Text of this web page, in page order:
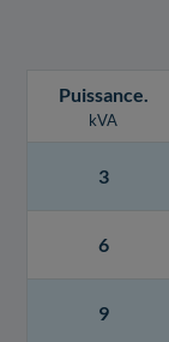
Puissance.
kVA
3
6
9